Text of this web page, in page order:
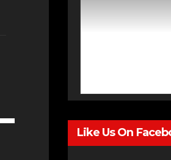
Like Us On